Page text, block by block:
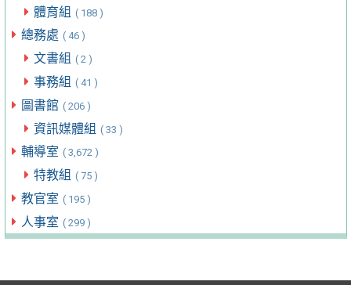
體育組 ( 188 )
總務處 ( 46 )
文書組 ( 2 )
事務組 ( 41 )
圖書館 ( 206 )
資訊媒體組 ( 33 )
輔導室 ( 3,672 )
特教組 ( 75 )
教官室 ( 195 )
人事室 ( 299 )